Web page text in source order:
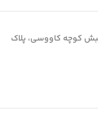
نبش کوچه کاووسی، پلاک